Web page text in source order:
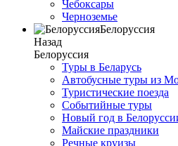
Чебоксары
Черноземье
Белоруссия
Назад
Белоруссия
Туры в Беларусь
Автобусные туры из
Туристические поезда
Событийные туры
Новый год в
Майские праздники
Речные круизы